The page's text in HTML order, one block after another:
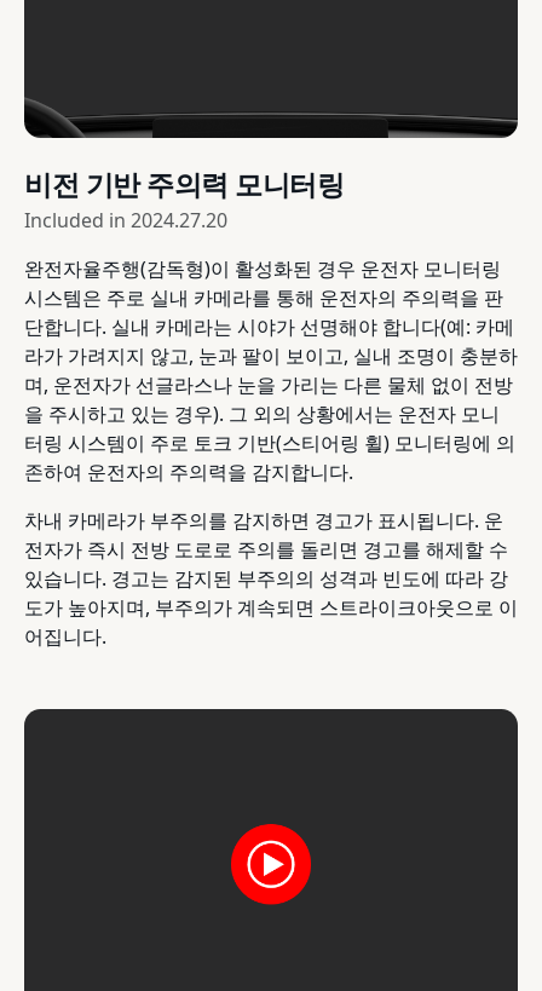
비전 기반 주의력 모니터링
Included in 2024.27.20
완전자율주행(감독형)이 활성화된 경우 운전자 모니터링
시스템은 주로 실내 카메라를 통해 운전자의 주의력을 판
단합니다. 실내 카메라는 시야가 선명해야 합니다(예: 카메
라가 가려지지 않고, 눈과 팔이 보이고, 실내 조명이 충분하
며, 운전자가 선글라스나 눈을 가리는 다른 물체 없이 전방
을 주시하고 있는 경우). 그 외의 상황에서는 운전자 모니
터링 시스템이 주로 토크 기반(스티어링 휠) 모니터링에 의
존하여 운전자의 주의력을 감지합니다.
차내 카메라가 부주의를 감지하면 경고가 표시됩니다. 운
전자가 즉시 전방 도로로 주의를 돌리면 경고를 해제할 수
있습니다. 경고는 감지된 부주의의 성격과 빈도에 따라 강
도가 높아지며, 부주의가 계속되면 스트라이크아웃으로 이
어집니다.